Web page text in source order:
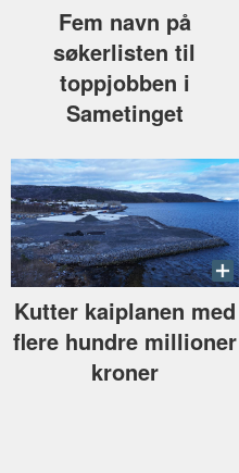
Fem navn på
søkerlisten til
toppjobben i
Sametinget
Kutter kaiplanen med
flere hundre millioner
kroner